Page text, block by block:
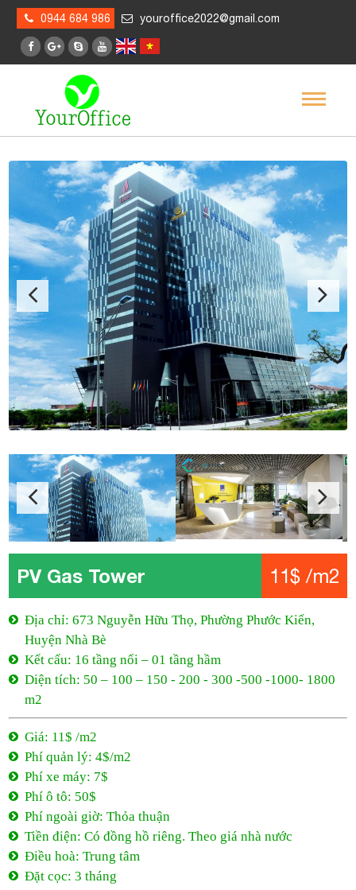
0944 684 986 youroffice2022@gmail.com
11$ /m2
Huyện Nhà Bè
Kết cấu: 16 tầng nổi – 01 tầng hầm
Diện tích: 50 – 100 – 150 - 200 - 300 -500 -1000- 1800
m2
Giá: 11$ /m2
Phí quản lý: 4$/m2
Phí xe máy: 7$
Phí ô tô: 50$
Phí ngoài giờ: Thỏa thuận
Tiền điện: Có đồng hồ riêng. Theo giá nhà nước
Điều hoà: Trung tâm
Đặt cọc: 3 tháng
Thanh toán: Theo tháng